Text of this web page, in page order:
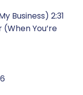
Business) 2:31
(When You’re